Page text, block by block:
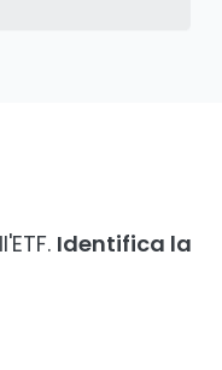
Identifica la